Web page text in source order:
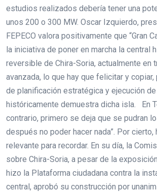
estudios realizados debería tener una
unos 200 o 300 MW. Oscar Izquierdo,
FEPECO valora positivamente que “Gran
la iniciativa de poner en marcha la central
reversible de Chira-Soria, actualmente en
avanzada, lo que hay que felicitar y copiar,
de planificación estratégica y ejecución de
históricamente demuestra dicha isla. En
contrario, primero se deja que se pudran
después no poder hacer nada”. Por cierto,
relevante para recordar. En su día, la
sobre Chira-Soria, a pesar de la
hizo la Plataforma ciudadana contra la
central, aprobó su construcción por